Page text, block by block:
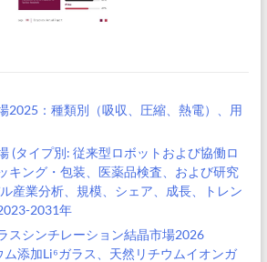
2025：種類別（吸収、圧縮、熱電）、用
(タイプ別: 従来型ロボットおよび協働ロ
キング・包装、医薬品検査、および研究
産業分析、規模、シェア、成長、トレン
2031年
スシンチレーション結晶市場2026
添加Li⁶ガラス、天然リチウムイオンガ